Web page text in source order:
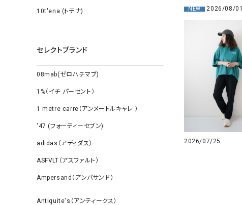
10t'ena (トテナ)
セレクトブランド
08mab(ゼロハチマブ)
1%（イチ パーセント）
1 metre carre（アンメートルキャレ ）
‘47 (フォーティーセブン)
adidas（アディダス）
ASFVLT（アスファルト）
Ampersand（アンパサンド）
Antiquite's（アンティークス）
NEW 2026/08/01
2026/07/25